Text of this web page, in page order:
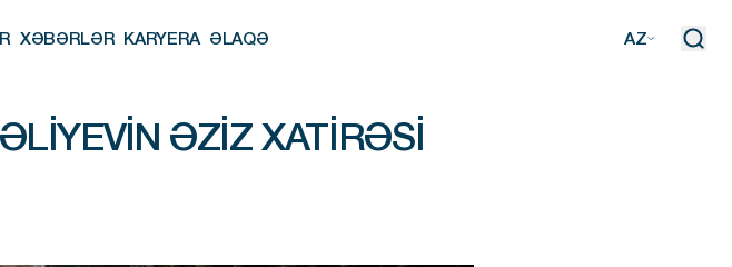
XƏBƏRLƏR KARYERA ƏLAQƏ
AZ
ƏZIZ XATIRƏSI